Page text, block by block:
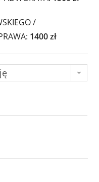
/
1400 zł